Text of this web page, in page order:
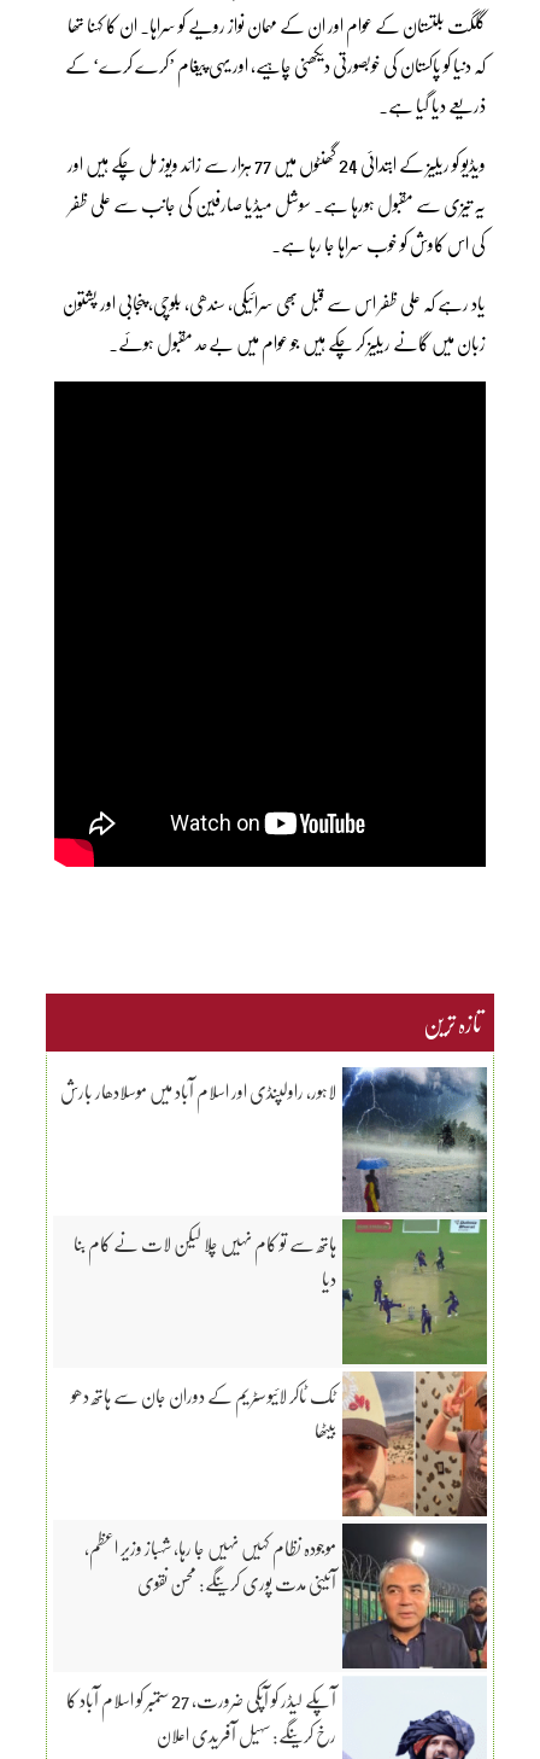
گلگت بلتستان کے عوام اور ان کے مہمان نواز رویے کو سراہا۔ ان کا کہنا تھا
کہ دنیا کو پاکستان کی خوبصورتی دیکھنی چاہیے، اور یہی پیغام ’کرے کرے‘ کے
ذریعے دیا گیا ہے۔
ویڈیو کو ریلیز کے ابتدائی 24 گھنٹوں میں 77 ہزار سے زائد ویوز مل چکے ہیں اور
یہ تیزی سے مقبول ہورہا ہے۔ سوشل میڈیا صارفین کی جانب سے علی ظفر
کی اس کاوش کو خوب سراہا جا رہا ہے۔
یاد رہے کہ علی ظفر اس سے قبل بھی سرائیکی، سندھی، بلوچی، پنجابی اور پشتون
زبان میں گانے ریلیز کر چکے ہیں جو عوام میں بےحد مقبول ہوئے۔
تازہ ترین
لاہور، راولپنڈی اور اسلام آباد میں موسلادھار بارش
ہاتھ سے تو کام نہیں چلا لیکن لات نے کام بنا
دیا
ٹک ٹاکر لائیو سٹریم کے دوران جان سے ہاتھ دھو
بیٹھا
موجودہ نظام کہیں نہیں جا رہا، شہباز وزیر اعظم،
آئینی مدت پوری کرینگے: محسن نقوی
آپکے لیڈر کو آپکی ضرورت، 27 ستمبر کو اسلام آباد کا
رخ کرینگے: سہیل آفریدی اعلان